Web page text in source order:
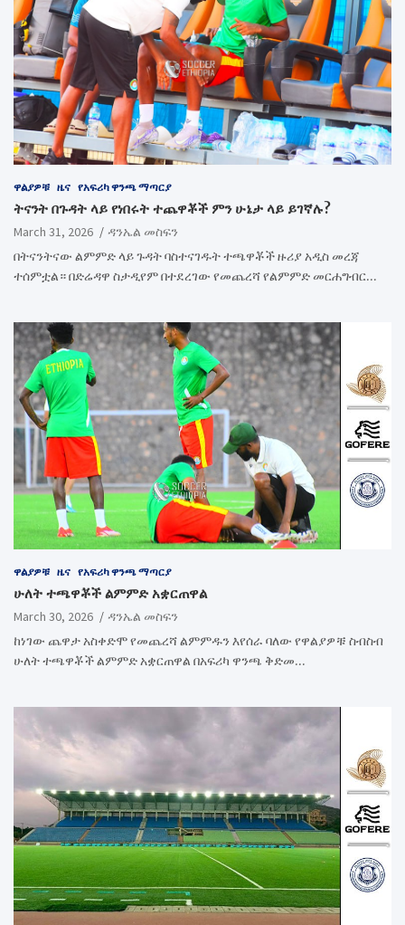
ዋልያዎቹ ዜና የአፍሪካ ዋንጫ ማጣርያ
ትናንት በጉዳት ላይ የነበሩት ተጨዋቾች ምን ሁኔታ ላይ ይገኛሉ?
March 31, 2026
ዳንኤል መስፍን
በትናንትናው ልምምድ ላይ ጉዳት ባስተናገዱት ተጫዋቾች ዙሪያ አዲስ መረጃ
ተሰምቷል። በድሬዳዋ ስታዲየም በተደረገው የመጨረሻ የልምምድ መርሐግብር…
ዋልያዎቹ ዜና የአፍሪካ ዋንጫ ማጣርያ
ሁለት ተጫዋቾች ልምምድ አቋርጠዋል
March 30, 2026
ዳንኤል መስፍን
ከነገው ጨዋታ አስቀድሞ የመጨረሻ ልምምዱን እየሰራ ባለው የዋልያዎቹ ስብስብ
ሁለት ተጫዋቾች ልምምድ አቋርጠዋል በአፍሪካ ዋንጫ ቅድመ…